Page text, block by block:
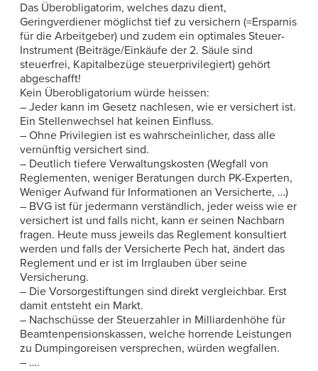
Das Überobligatorim, welches dazu dient,
Geringverdiener möglichst tief zu versichern (=Ersparnis
für die Arbeitgeber) und zudem ein optimales Steuer-
Instrument (Beiträge/Einkäufe der 2. Säule sind
steuerfrei, Kapitalbezüge steuerprivilegiert) gehört
abgeschafft!
Kein Überobligatorium würde heissen:
– Jeder kann im Gesetz nachlesen, wie er versichert ist.
Ein Stellenwechsel hat keinen Einfluss.
– Ohne Privilegien ist es wahrscheinlicher, dass alle
vernünftig versichert sind.
– Deutlich tiefere Verwaltungskosten (Wegfall von
Reglementen, weniger Beratungen durch PK-Experten,
Weniger Aufwand für Informationen an Versicherte, …)
– BVG ist für jedermann verständlich, jeder weiss wie er
versichert ist und falls nicht, kann er seinen Nachbarn
fragen. Heute muss jeweils das Reglement konsultiert
werden und falls der Versicherte Pech hat, ändert das
Reglement und er ist im Irrglauben über seine
Versicherung.
– Die Vorsorgestiftungen sind direkt vergleichbar. Erst
damit entsteht ein Markt.
– Nachschüsse der Steuerzahler in Milliardenhöhe für
Beamtenpensionskassen, welche horrende Leistungen
zu Dumpingoreisen versprechen, würden wegfallen.
– ….